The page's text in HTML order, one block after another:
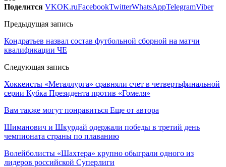
Поделится VKOK.ruFacebookTwitterWhatsAppTelegramViber
Предыдущая запись
Кондратьев назвал состав футбольной сборной на матчи
квалификации ЧЕ
Следующая запись
Хоккеисты «Металлурга» сравняли счет в четвертьфинальной
серии Кубка Президента против «Гомеля»
Вам также могут понравиться Еще от автора
Шиманович и Шкурдай одержали победы в третий день
чемпионата страны по плаванию
Волейболисты «Шахтера» крупно обыграли одного из
лидеров российской Суперлиги